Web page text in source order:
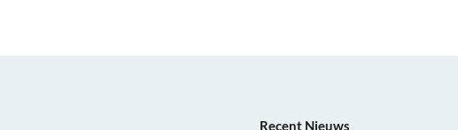
Recent Nieuws